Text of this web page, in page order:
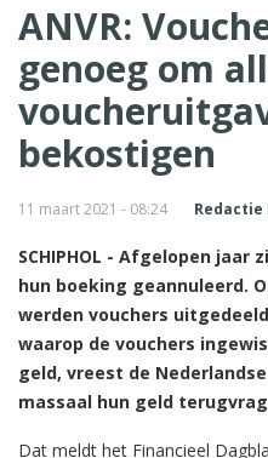
ANVR:
genoeg om
bekostigen
11 maart 2021 - 08:24 Redactie
SCHIPHOL - Afgelopen
hun boeking geannuleerd.
werden vouchers
waarop de vouchers
geld, vreest de
massaal hun geld
Dat meldt het Financieel